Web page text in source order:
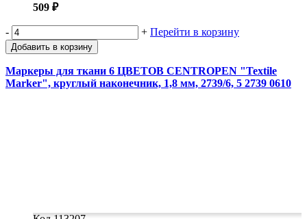
509 ₽
- + Перейти в корзину
Добавить в корзину
Маркеры для ткани 6 ЦВЕТОВ CENTROPEN "Textile
Marker", круглый наконечник, 1,8 мм, 2739/6, 5 2739 0610